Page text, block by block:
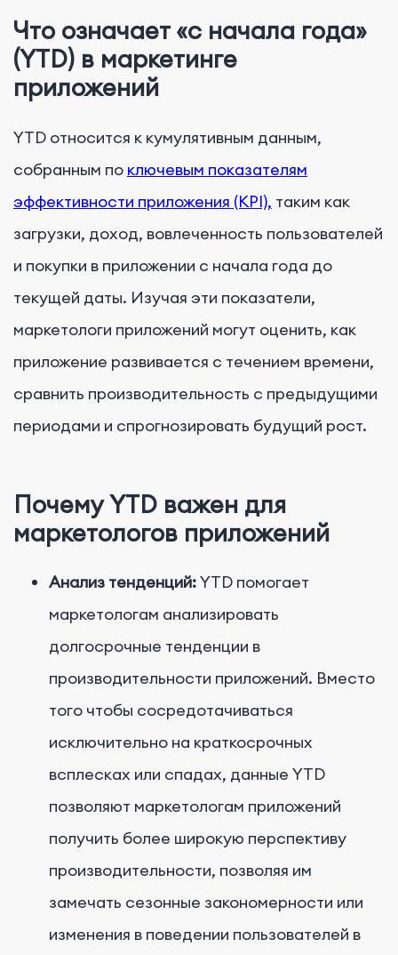
Что означает «с начала года»
(YTD) в маркетинге
приложений
YTD относится к кумулятивным данным,
собранным по ключевым показателям
эффективности приложения (KPI), таким как
загрузки, доход, вовлеченность пользователей
и покупки в приложении с начала года до
текущей даты. Изучая эти показатели,
маркетологи приложений могут оценить, как
приложение развивается с течением времени,
сравнить производительность с предыдущими
периодами и спрогнозировать будущий рост.
Почему YTD важен для
маркетологов приложений
Анализ тенденций:YTD помогает
маркетологам анализировать
долгосрочные тенденции в
производительности приложений. Вместо
того чтобы сосредотачиваться
исключительно на краткосрочных
всплесках или спадах, данные YTD
позволяют маркетологам приложений
получить более широкую перспективу
производительности, позволяя им
замечать сезонные закономерности или
изменения в поведении пользователей в